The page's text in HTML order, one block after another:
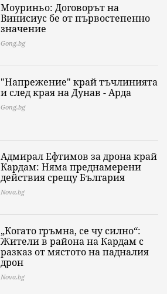
Моуриньо: Договорът на
Винисиус бе от първостепенно
значение
Gong.bg
"Напрежение" край тъчлинията
и след края на Дунав - Арда
Gong.bg
Адмирал Ефтимов за дрона край
Кардам: Няма преднамерени
действия срещу България
Nova.bg
„Когато гръмна, се чу силно“:
Жители в района на Кардам с
разказ от мястото на падналия
дрон
Nova.bg